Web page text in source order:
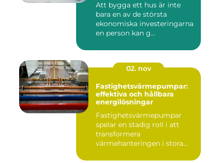
Att bygga ett hus är inte
bara en av de största
ekonomiska investeringarna
en person kan g...
02. nov
Fastighetsvärmepumpar:
effektiva och hållbara
energilösningar
Fastighetsvärmepumpar
spelar en stadig roll i att
transformera
värmehanteringen i stora